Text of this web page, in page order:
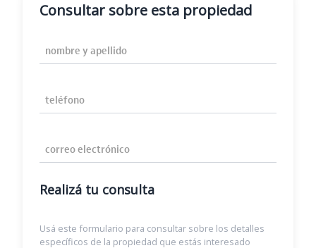
Consultar sobre esta propiedad
Realizá tu consulta